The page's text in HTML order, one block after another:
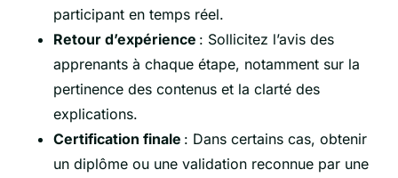
participant en temps réel.
Retour d’expérience : Sollicitez l’avis des
apprenants à chaque étape, notamment sur la
pertinence des contenus et la clarté des
explications.
Certification finale : Dans certains cas, obtenir
un diplôme ou une validation reconnue par une